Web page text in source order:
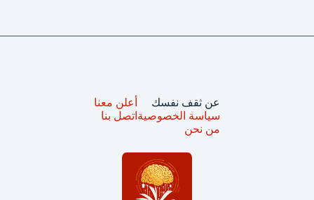
عن ثقف نفسك
سياسة الخصوصية
من نحن
أعلن معنا
اتصل بنا